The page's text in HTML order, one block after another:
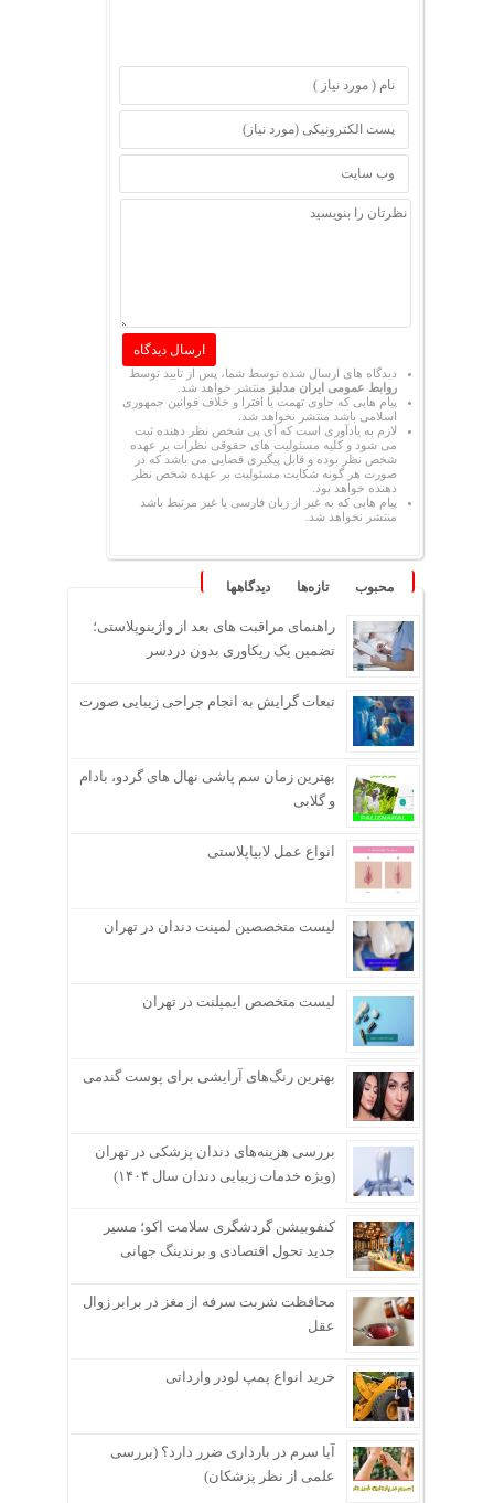
دیدگاه های ارسال شده توسط شما، پس از تایید توسط
روابط عمومی ایران مدلبز منتشر خواهد شد.
پیام هایی که حاوی تهمت یا افترا و خلاف قوانین جمهوری
اسلامی باشد منتشر نخواهد شد.
لازم به یادآوری است که آی پی شخص نظر دهنده ثبت
می شود و کلیه مسئولیت های حقوقی نظرات بر عهده
شخص نظر بوده و قابل پیگیری قضایی می باشد که در
صورت هر گونه شکایت مسئولیت بر عهده شخص نظر
دهنده خواهد بود.
پیام هایی که به غیر از زبان فارسی یا غیر مرتبط باشد
منتشر نخواهد شد.
محبوب تازه‌ها دیدگاهها
راهنمای مراقبت های بعد از واژینوپلاستی؛
تضمین یک ریکاوری بدون دردسر
تبعات گرایش به انجام جراحی زیبایی صورت
بهترین زمان سم پاشی نهال های گردو، بادام
و گلابی
انواع عمل لابیاپلاستی
لیست متخصصین لمینت دندان در تهران
لیست متخصص ایمپلنت در تهران
بهترین رنگ‌های آرایشی برای پوست گندمی
بررسی هزینه‌های دندان پزشکی در تهران
(ویژه خدمات زیبایی دندان سال ۱۴۰۴)
کنفوبیشن گردشگری سلامت اکو؛ مسیر
جدید تحول اقتصادی و برندینگ جهانی
محافظت شربت سرفه از مغز در برابر زوال
عقل
خرید انواع پمپ لودر وارداتی
آیا سرم در بارداری ضرر دارد؟ (بررسی
علمی از نظر پزشکان)